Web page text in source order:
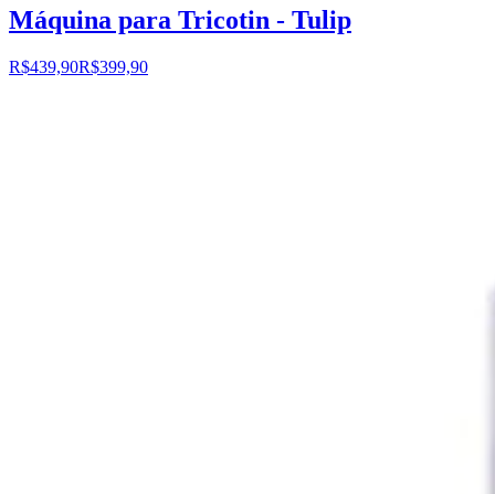
Máquina para Tricotin - Tulip
R$439,90R$399,90